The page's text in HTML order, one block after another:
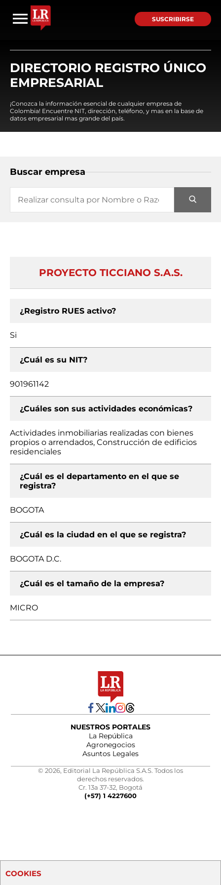
SUSCRIBIRSE
DIRECTORIO REGISTRO ÚNICO
EMPRESARIAL
¡Conozca la información esencial de cualquier empresa de
Colombia! Encuentre NIT, dirección, teléfono, y mas en la base de
datos empresarial mas grande del país.
Buscar empresa
PROYECTO TICCIANO S.A.S.
¿Registro RUES activo?
Si
¿Cuál es su NIT?
901961142
¿Cuáles son sus actividades económicas?
Actividades inmobiliarias realizadas con bienes
propios o arrendados, Construcción de edificios
residenciales
¿Cuál es el departamento en el que se
registra?
BOGOTA
¿Cuál es la ciudad en el que se registra?
BOGOTA D.C.
¿Cuál es el tamaño de la empresa?
MICRO
NUESTROS PORTALES
La República
Agronegocios
Asuntos Legales
© 2026, Editorial La República S.A.S. Todos los
derechos reservados.
Cr. 13a 37-32, Bogotá
(+57) 1 4227600
COOKIES